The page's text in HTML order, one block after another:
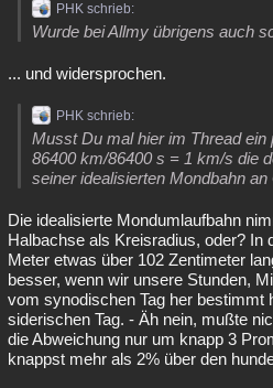
PHK schrieb:
Wurde bei Allmy übrigens auch
... und widersprochen.
PHK schrieb:
Musst Du mal hier im Thread ein
86400 km/86400 s = 1 km/s die
seiner idealisierten Mondbahn
Die idealisierte Mondumlaufbahn
Halbachse als Kreisradius, oder? In
Meter etwas über 102 Zentimeter
besser, wenn wir unsere Stunden,
vom synodischen Tag her bestimmt
siderischen Tag. - Äh nein, mußte
die Abweichung nur um knapp 3
knappst mehr als 2% über den